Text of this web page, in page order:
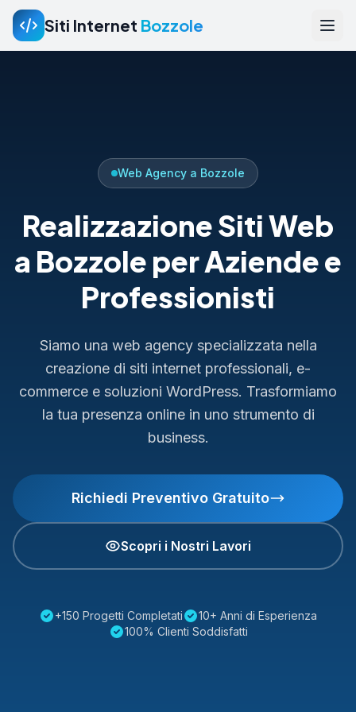
Siti Internet Bozzole
Web Agency a Bozzole
Realizzazione Siti Web
a Bozzole per Aziende e
Professionisti
Siamo una web agency specializzata nella
creazione di siti internet professionali, e-
commerce e soluzioni WordPress. Trasformiamo
la tua presenza online in uno strumento di
business.
Richiedi Preventivo Gratuito
Scopri i Nostri Lavori
+150 Progetti Completati
10+ Anni di Esperienza
100% Clienti Soddisfatti